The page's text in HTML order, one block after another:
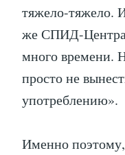
тяжело-тяжело.
же СПИД-
много времени.
просто не
употреблению».
Именно